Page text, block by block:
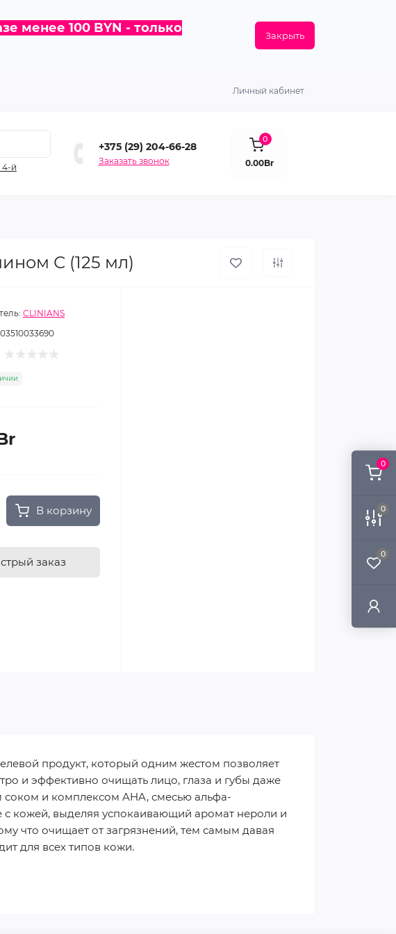
0
0
0
менее 100 BYN - только
Закрыть
Личный кабинет
4-й
+375 (29) 204-66-28
Заказать звонок
0
0.00Br
С (125 мл)
CLINIANS
В корзину
заказ
продукт, который одним жестом позволяет
и эффективно очищать лицо, глаза и губы даже
и комплексом AHA, смесью альфа-
с кожей, выделяя успокаивающий аромат нероли и
что очищает от загрязнений, тем самым давая
для всех типов кожи.